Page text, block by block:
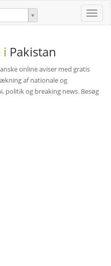
Toggle
i Pakistan
online aviser med gratis
af nationale og
politik og breaking news. Besøg